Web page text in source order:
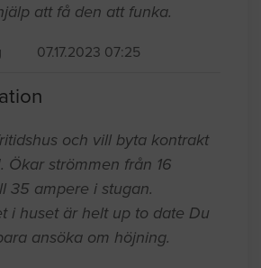
att få den att funka.
07.17.2023 07:25
och vill byta kontrakt
Ökar strömmen från 16
35 ampere i stugan.
i huset är helt up to date Du
ansöka om höjning.